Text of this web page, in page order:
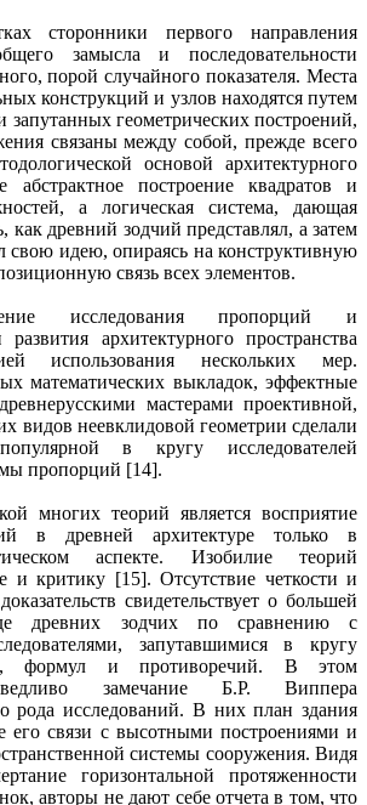
сторонники первого направления
замысла и последовательности
порой случайного показателя. Места
конструкций и узлов находятся путем
запутанных геометрических построений,
связаны между собой, прежде всего
основой архитектурного
абстрактное построение квадратов и
а логическая система, дающая
как древний зодчий представлял, а затем
свою идею, опираясь на конструктивную
связь всех элементов.
исследования пропорций и
развития архитектурного пространства
использования нескольких мер.
математических выкладок, эффектные
мастерами проективной,
видов неевклидовой геометрии сделали
в кругу исследователей
пропорций [14].
многих теорий является восприятие
в древней архитектуре только в
аспекте. Изобилие теорий
и критику [15]. Отсутствие четкости и
свидетельствует о большей
древних зодчих по сравнению с
запутавшимися в кругу
формул и противоречий. В этом
замечание Б.Р. Виппера
рода исследований. В них план здания
его связи с высотными построениями и
системы сооружения. Видя
горизонтальной протяженности
авторы не дают себе отчета в том, что